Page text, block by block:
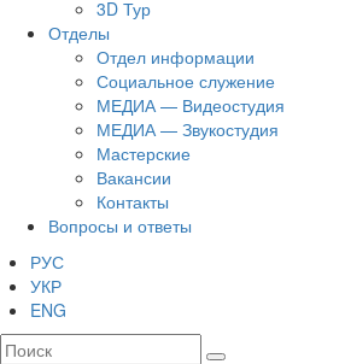
3D Тур
Отделы
Отдел информации
Социальное служение
МЕДИА — Видеостудия
МЕДИА — Звукостудия
Мастерские
Вакансии
Контакты
Вопросы и ответы
РУС
УКР
ENG